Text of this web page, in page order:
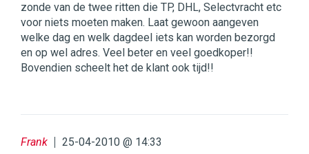
zonde van de twee ritten die TP, DHL, Selectvracht etc
voor niets moeten maken. Laat gewoon aangeven
welke dag en welk dagdeel iets kan worden bezorgd
en op wel adres. Veel beter en veel goedkoper!!
Bovendien scheelt het de klant ook tijd!!
Frank 25-04-2010 @ 14:33